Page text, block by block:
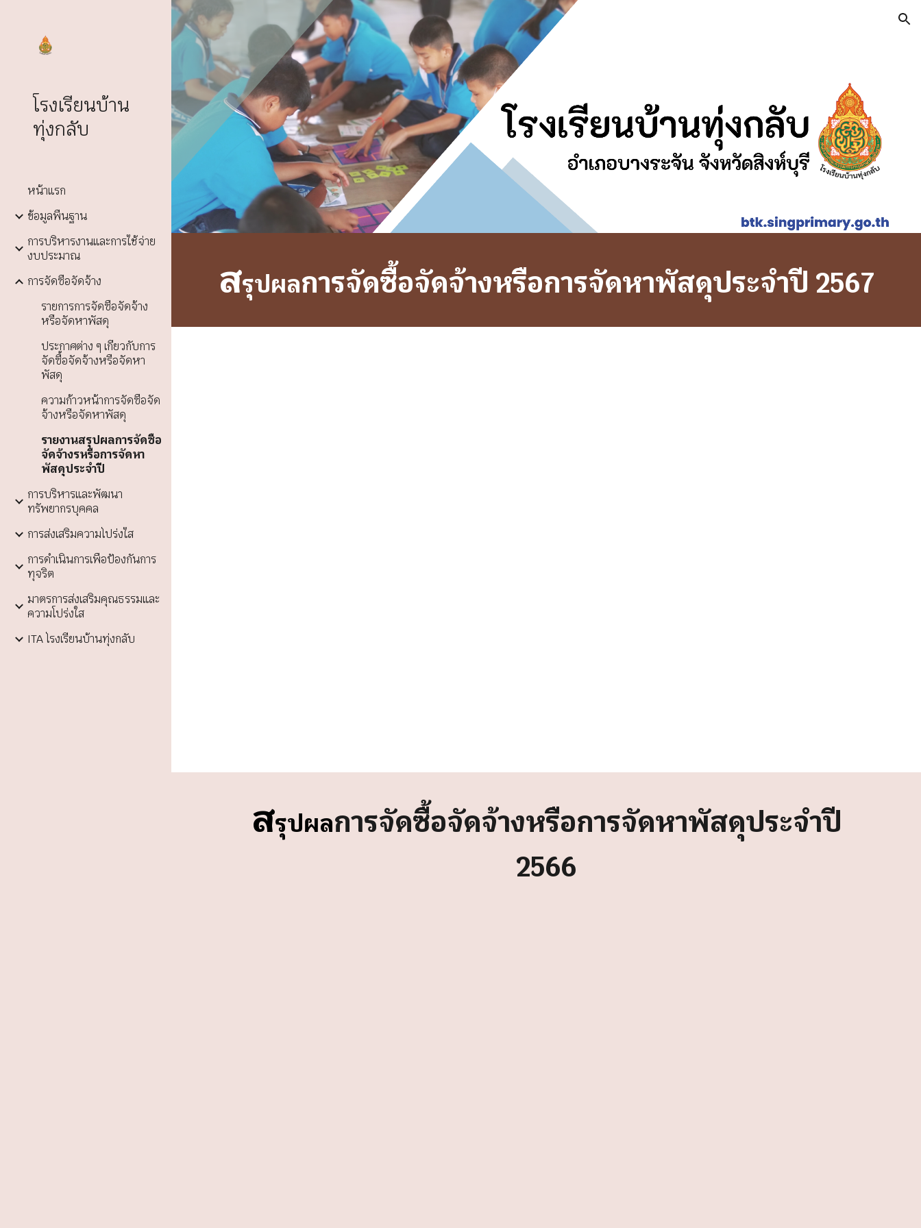
Skip to main content Skip to navigation
โรงเรียนบ้าน
ทุ่งกลับ
หน้าแรก
ข้อมูลพื้นฐาน
การบริหารงานและการใช้จ่าย
งบประมาณ
การจัดซื้อจัดจ้าง
รายการการจัดซื้อจัดจ้าง
หรือจัดหาพัสดุ
ประกาศต่าง ๆ เกี่ยวกับการ
จัดซื้อจัดจ้างหรือจัดหา
พัสดุ
ความก้าวหน้าการจัดซื้อจัด
จ้างหรือจัดหาพัสดุ
รายงานสรุปผลการจัดซื้อ
จัดจ้างรหรือการจัดหา
พัสดุประจำปี
การบริหารและพัฒนา
ทรัพยากรบุคคล
การส่งเสริมความโปร่งใส
การดำเนินการเพื่อป้องกันการ
ทุจริต
มาตรการส่งเสริมคุณธรรมและ
ความโปร่งใส
ITA โรงเรียนบ้านทุ่งกลับ
สรุปผลการจัดซื้อจัดจ้างหรือการจัดหาพัสดุประจำปี 2567
สรุปผลการจัดซื้อจัดจ้างหรือการจัดหาพัสดุประจำปี
2566